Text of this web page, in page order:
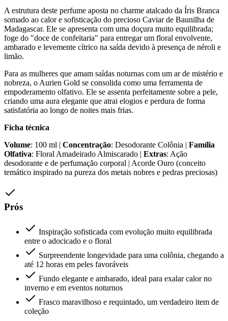
A estrutura deste perfume aposta no charme atalcado da Íris Branca
somado ao calor e sofisticação do precioso Caviar de Baunilha de
Madagascar. Ele se apresenta com uma doçura muito equilibrada;
foge do "doce de confeitaria" para entregar um floral envolvente,
ambarado e levemente cítrico na saída devido à presença de néroli e
limão.
Para as mulheres que amam saídas noturnas com um ar de mistério e
nobreza, o Aurien Gold se consolida como uma ferramenta de
empoderamento olfativo. Ele se assenta perfeitamente sobre a pele,
criando uma aura elegante que atrai elogios e perdura de forma
satisfatória ao longo de noites mais frias.
Ficha técnica
Volume: 100 ml | Concentração: Desodorante Colônia | Família
Olfativa: Floral Amadeirado Almiscarado | Extras: Ação
desodorante e de perfumação corporal | Acorde Ouro (conceito
temático inspirado na pureza dos metais nobres e pedras preciosas)
Prós
Inspiração sofisticada com evolução muito equilibrada
entre o adocicado e o floral
Surpreendente longevidade para uma colônia, chegando a
até 12 horas em peles favoráveis
Fundo elegante e ambarado, ideal para exalar calor no
inverno e em eventos noturnos
Frasco maravilhoso e requintado, um verdadeiro item de
coleção